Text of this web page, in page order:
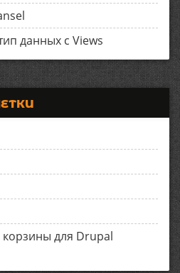
данных с Views
для Drupal